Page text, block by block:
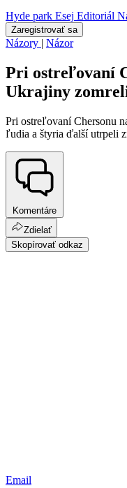
Hyde park Esej Editoriál
Zaregistrovať sa
Názory | Názor
Pri ostreľovaní
Ukrajiny
Pri ostreľovaní Chersonu
ľudia a štyria ďalší utrpeli
Komentáre
Zdielať
Skopírovať odkaz
Email